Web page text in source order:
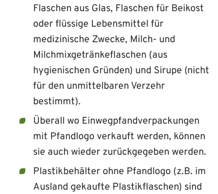
Flaschen aus Glas, Flaschen für Beikost
oder flüssige Lebensmittel für
medizinische Zwecke, Milch- und
Milchmixg­etränkeflaschen (aus
hygienischen Gründen) und Sirupe (nicht
für den unmittelbaren Verzehr
bestimmt).
Überall wo Einwegpfand­verpackungen
mit Pfandlogo verkauft werden, können
sie auch wieder zurückgegeben werden.
Plastikbehälter ohne Pfandlogo (z.B. im
Ausland gekaufte Plastikflaschen) sind